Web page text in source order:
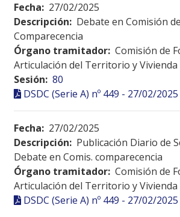
Fecha: 27/02/2025
Descripción: Debate en Comisión
Comparecencia
Órgano tramitador: Comisión de
Articulación del Territorio y Vivienda
Sesión: 80
DSDC (Serie A) nº 449 - 27/02/
Fecha: 27/02/2025
Descripción: Publicación Diario de
Debate en Comis. comparecencia
Órgano tramitador: Comisión de
Articulación del Territorio y Vivienda
DSDC (Serie A) nº 449 - 27/02/